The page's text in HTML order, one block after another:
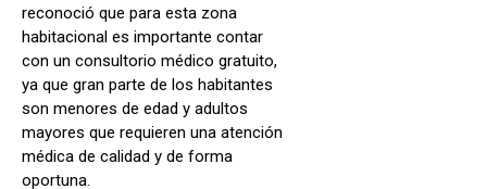
reconoció que para esta zona
habitacional es importante contar
con un consultorio médico gratuito,
ya que gran parte de los habitantes
son menores de edad y adultos
mayores que requieren una atención
médica de calidad y de forma
oportuna.